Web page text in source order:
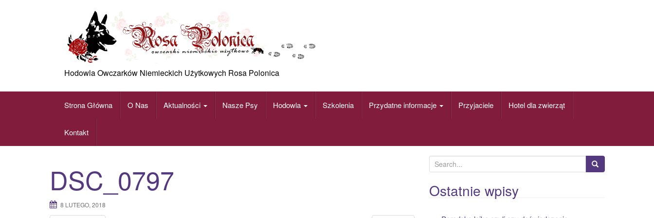
Hodowla Owczarków Niemieckich Użytkowych Rosa Polonica
Strona Główna O Nas Aktualności Nasze Psy Hodowla Szkolenia Przydatne informacje Przyjaciele Hotel dla zwierząt
Kontakt
DSC_0797
8 LUTEGO, 2018
e
a
r
Ostatnie wpisy